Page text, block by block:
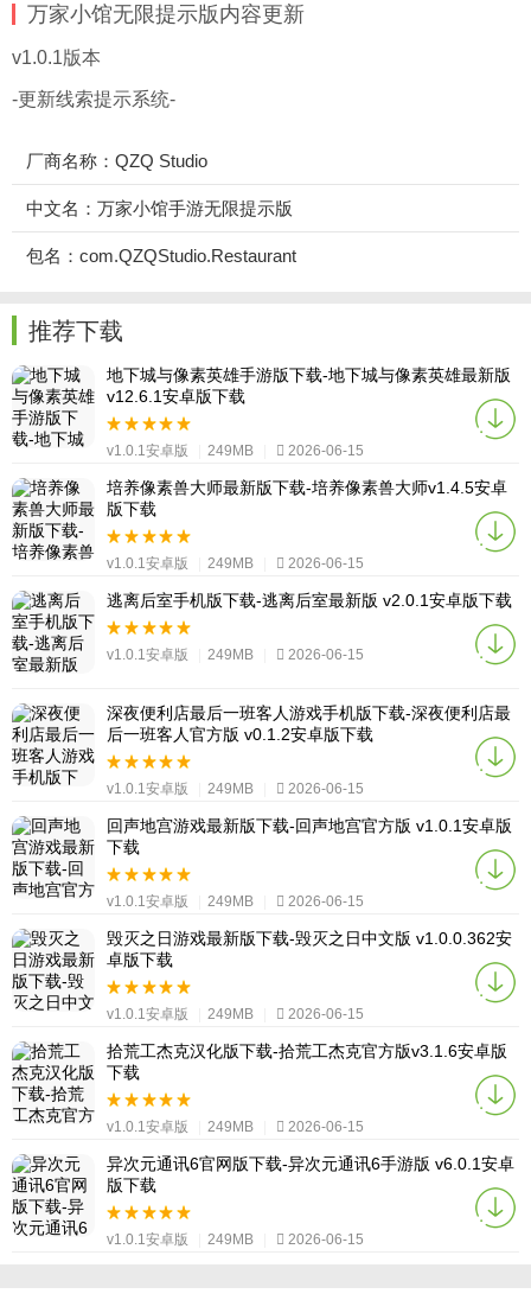
万家小馆无限提示版内容更新
v1.0.1版本
-更新线索提示系统-
厂商名称：QZQ Studio
中文名：万家小馆手游无限提示版
包名：com.QZQStudio.Restaurant
推荐下载
地下城与像素英雄手游版下载-地下城与像素英雄最新版
v12.6.1安卓版下载
v1.0.1安卓版 249MB 2026-06-15
培养像素兽大师最新版下载-培养像素兽大师v1.4.5安卓
版下载
v1.0.1安卓版 249MB 2026-06-15
逃离后室手机版下载-逃离后室最新版 v2.0.1安卓版下载
v1.0.1安卓版 249MB 2026-06-15
深夜便利店最后一班客人游戏手机版下载-深夜便利店最
后一班客人官方版 v0.1.2安卓版下载
v1.0.1安卓版 249MB 2026-06-15
回声地宫游戏最新版下载-回声地宫官方版 v1.0.1安卓版
下载
v1.0.1安卓版 249MB 2026-06-15
毁灭之日游戏最新版下载-毁灭之日中文版 v1.0.0.362安
卓版下载
v1.0.1安卓版 249MB 2026-06-15
拾荒工杰克汉化版下载-拾荒工杰克官方版v3.1.6安卓版
下载
v1.0.1安卓版 249MB 2026-06-15
异次元通讯6官网版下载-异次元通讯6手游版 v6.0.1安卓
版下载
v1.0.1安卓版 249MB 2026-06-15